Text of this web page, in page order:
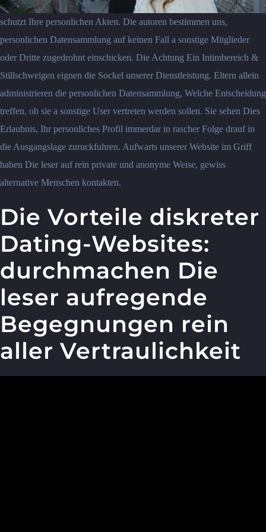
schutzt Ihre personlichen Akten. Die autoren bestimmen uns,
personlichen Datensammlung auf keinen Fall a sonstige Mitglieder
oder Dritte zugedrohnt einschicken. Die Achtung Ein Intimbereich &
Stillschweigen eignen die Sockel unserer Dienstleistung. Eltern allein
administrieren die personlichen Datensammlung, Welche Entscheidung
treffen, ob sie a sonstige User vertreten werden sollen. Sie sehen Dies
Erlaubnis, Ihr personliches Profil immerdar in rascher Folge drauf in
die Ausgangslage zuruckfuhren. Aufwarts unserer Website im Griff
haben Die leser auf rein private und anonyme Weise, gewiss
alternative Menschen kontakten.
Die Vorteile diskreter
Dating-Websites:
durchmachen Die
leser aufregende
Begegnungen rein
aller Vertraulichkeit